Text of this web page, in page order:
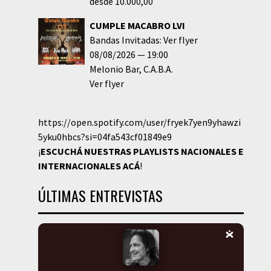
CUMPLE MACABRO LVI
Bandas Invitadas: Ver flyer
08/08/2026
19:00
Melonio Bar C.A.B.A.
Ver flyer
https://open.spotify.com/user/fryek7yen9yhawzi
5yku0hbcs?si=04fa543cf01849e9
¡ESCUCHÁ NUESTRAS PLAYLISTS NACIONALES E
INTERNACIONALESACÁ!
ÚLTIMAS ENTREVISTAS